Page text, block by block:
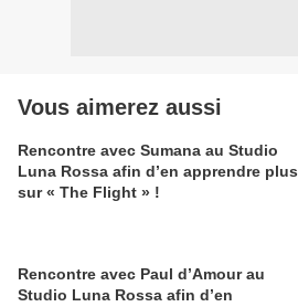
Vous aimerez aussi
Rencontre avec Sumana au Studio
Luna Rossa afin d’en apprendre plus
sur « The Flight » !
Rencontre avec Paul d’Amour au
Studio Luna Rossa afin d’en